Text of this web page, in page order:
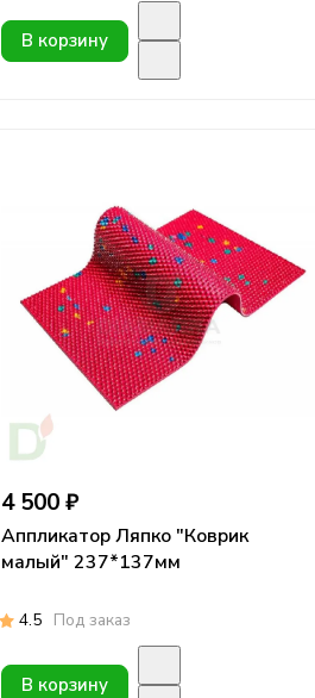
В корзину
4 500 ₽
Аппликатор Ляпко "Коврик
малый" 237*137мм
4.5 Под заказ
В корзину